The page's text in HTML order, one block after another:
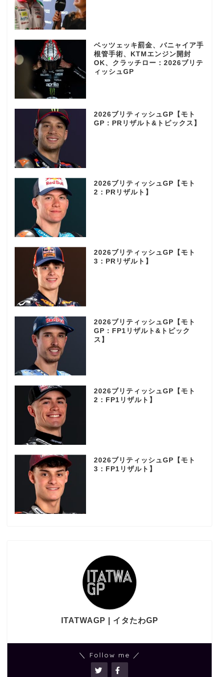
ベッツェッキ罰金、バニャイア手
根管手術、KTMエンジン開封
OK、クラッチロー：2026ブリテ
ィッシュGP
2026ブリティッシュGP【モト
GP：PRリザルト&トピックス】
2026ブリティッシュGP【モト
2：PRリザルト】
2026ブリティッシュGP【モト
3：PRリザルト】
2026ブリティッシュGP【モト
GP：FP1リザルト&トピック
ス】
2026ブリティッシュGP【モト
2：FP1リザルト】
2026ブリティッシュGP【モト
3：FP1リザルト】
ITATWAGP | イタたわGP
＼ Follow me ／